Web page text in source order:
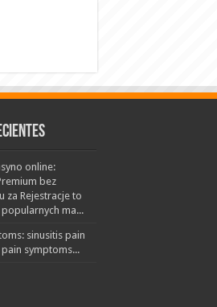
online:
bez
za Rejestracje to
ma...
sinusitis pain
symptoms...